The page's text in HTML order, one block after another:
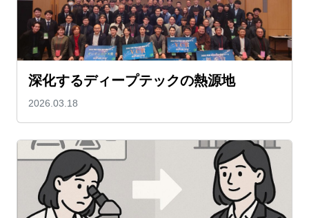
深化するディープテックの熱源地
2026.03.18